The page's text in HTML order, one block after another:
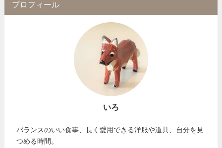
プロフィール
いろ
バランスのいい食事、長く愛用できる洋服や道具、自分を見
つめる時間。